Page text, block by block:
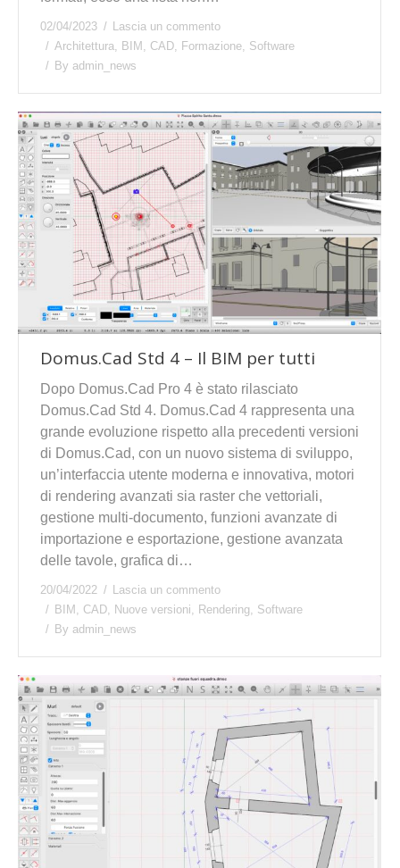
02/04/2023
Lascia un commento
Architettura
BIM CAD Formazione Software
By admin_news
Domus.Cad Std 4 – Il BIM per tutti
Dopo Domus.Cad Pro 4 è stato rilasciato
Domus.Cad Std 4. Domus.Cad 4 rappresenta una
grande evoluzione rispetto alla precedenti versioni
di Domus.Cad, con un nuovo sistema di sviluppo,
un’interfaccia utente moderna e innovativa, motori
di rendering avanzati sia raster che vettoriali,
gestione multi-documento, funzioni avanzate di
importazione e esportazione, gestione avanzata
delle tavole, grafica di…
20/04/2022
Lascia un commento
BIM
CAD Nuove versioni Rendering
Software
By admin_news